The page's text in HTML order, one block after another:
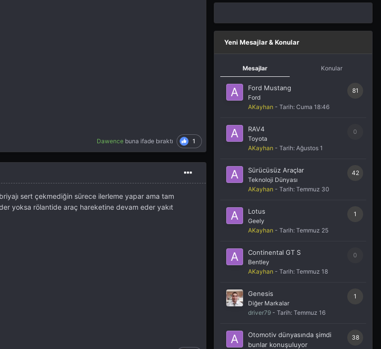
Dawence buna ifade bıraktı 1
sert çekmediğin sürece ilerleme yapar ama tam
yoksa rölantide araç hareketine devam eder yakıt
Yeni Mesajlar & Konular
Mesajlar Konular
81
Ford Mustang
Ford
AKayhan - Tarih: Cuma 18:46
0
RAV4
Toyota
AKayhan - Tarih: Ağustos 1
42
Sürücüsüz Araçlar
Teknoloji Dünyası
AKayhan - Tarih: Temmuz 30
1
Lotus
Geely
AKayhan - Tarih: Temmuz 25
0
Continental GT S
Bentley
AKayhan - Tarih: Temmuz 18
1
Genesis
Diğer Markalar
driver79 - Tarih: Temmuz 16
38
Otomotiv dünyasında şimdi
bunlar konuşuluyor